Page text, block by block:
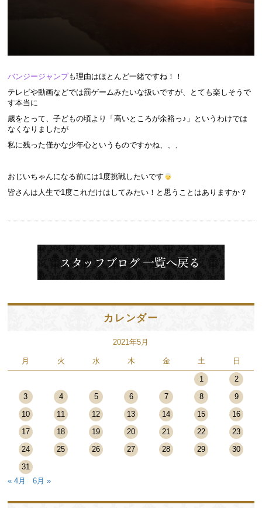
バンジージャンプも理由はほとんど一緒ですね！！
テレビや動画などでは罰ゲームみたいな扱いですが、とても楽しそうで
す本当に
歳をとって、子どもの頃より「高いところが余裕っ♪」というわけでは
なくなりましたが
私に残った僅かな少年心というものですかね、、、
おじいちゃんになる前には1度挑戦したいです
皆さんは人生で1度これだけはしてみたい！と思うことはありますか？
カレンダー
2021年5月
月 火 水 木 金 土 日
1
2
3
4 5 6 7 8
9
10
11 12 13 14 15
16
17
18 19 20 21 22
23
24
25 26 27 28 29
30
31
« 4月
6月 »